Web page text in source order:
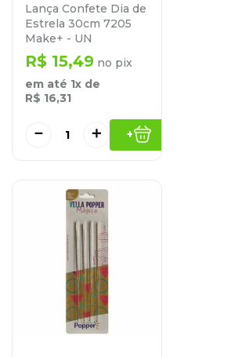
Lança Confete Dia de
Estrela 30cm 7205
Make+ - UN
R$ 15,49 no pix
em até 1x de
R$ 16,31
＋
－ +